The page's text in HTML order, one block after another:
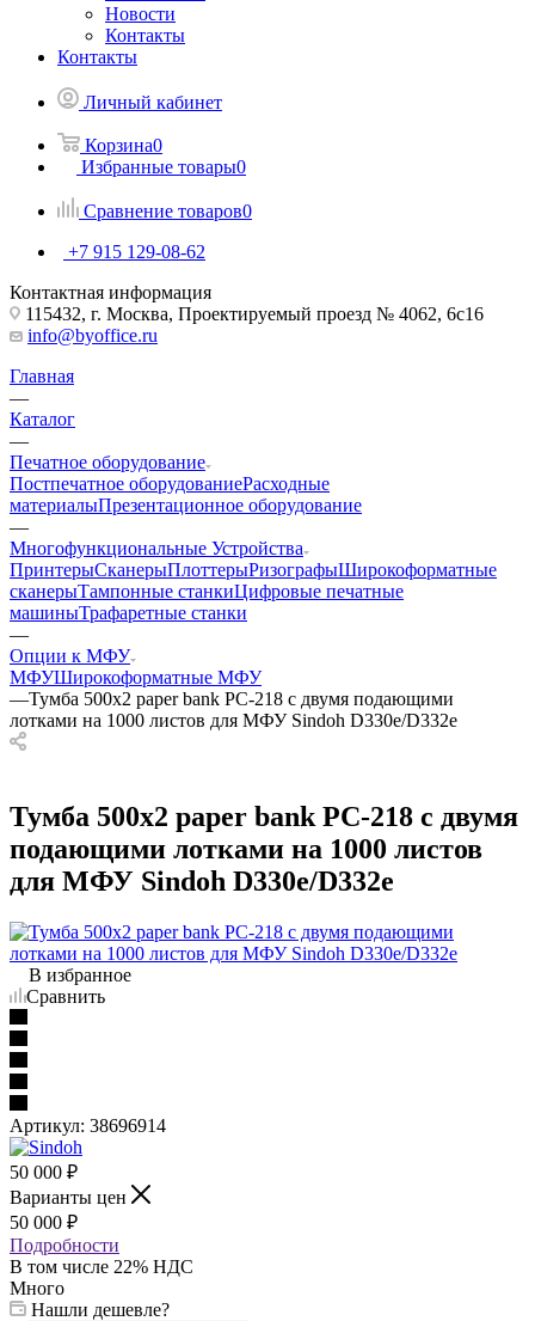
Новости
Контакты
Контакты
Личный кабинет
Корзина0
Избранные товары0
Сравнение товаров0
+7 915 129-08-62
Контактная информация
115432, г. Москва, Проектируемый проезд № 4062, 6с16
info@byoffice.ru
Главная
—
Каталог
—
Печатное оборудование
Постпечатное оборудованиеРасходные
материалыПрезентационное оборудование
—
Многофункциональные Устройства
ПринтерыСканерыПлоттерыРизографыШирокоформатные
сканерыТампонные станкиЦифровые печатные
машиныТрафаретные станки
—
Опции к МФУ
МФУШирокоформатные МФУ
—Тумба 500x2 paper bank PC-218 с двумя подающими
лотками на 1000 листов для МФУ Sindoh D330e/D332e
Тумба 500x2 paper bank PC-218 с двумя
подающими лотками на 1000 листов
для МФУ Sindoh D330e/D332e
В избранное
Сравнить
Артикул: 38696914
50 000 ₽
Варианты цен
50 000 ₽
Подробности
В том числе 22% НДС
Много
Нашли дешевле?